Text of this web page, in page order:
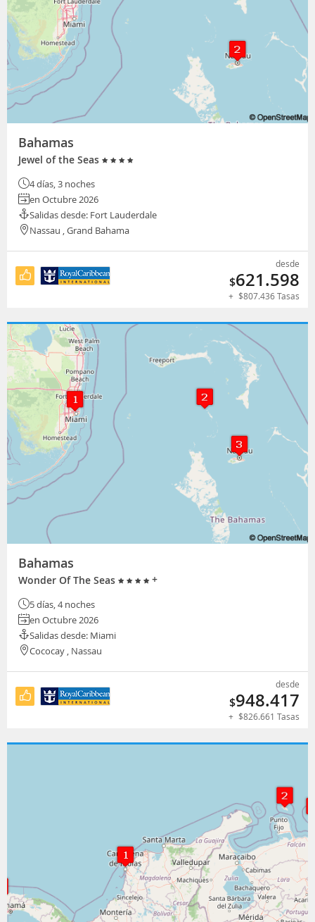
Bahamas
Jewel of the Seas
4 días, 3 noches
en Octubre 2026
Salidas desde: Fort Lauderdale
Nassau , Grand Bahama
desde
$621.598
+ $807.436Tasas
Bahamas
Wonder Of The Seas +
5 días, 4 noches
en Octubre 2026
Salidas desde: Miami
Cococay , Nassau
desde
$948.417
+ $826.661 Tasas